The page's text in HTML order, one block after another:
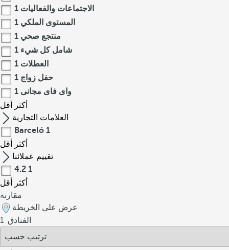
الاجتماعات والفعاليات 1
المستوى الملكي 1
منتجع صحي 1
شامل كل شيء 1
العطلات 1
حفل زواج 1
واى فاى مجانى 1
أكثر
أقل
العلامات التجارية
Barceló 1
أكثر
أقل
تقييم عملائنا
4.2 1
أكثر
أقل
مقارنة
عرض على الخريطة
1 الفنادق